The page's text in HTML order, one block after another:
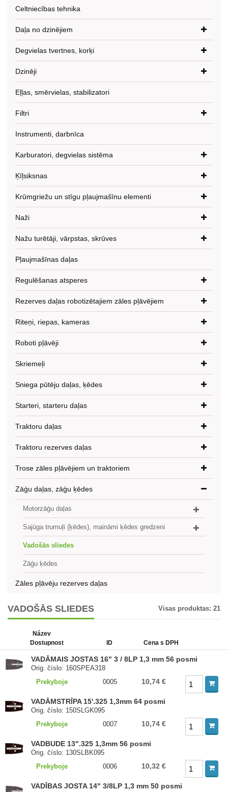
Celtniecības tehnika
Daļa no dzinējiem
Degvielas tvertnes, korķi
Dzinēji
Eļļas, smērvielas, stabilizatori
Filtri
Instrumenti, darbnīca
Karburatori, degvielas sistēma
Ķīļsiksnas
Krūmgriežu un stīgu pļaujmašīnu elementi
Naži
Nažu turētāji, vārpstas, skrūves
Pļaujmašīnas daļas
Regulēšanas atsperes
Rezerves daļas robotizētajiem zāles pļāvējiem
Riteņi, riepas, kameras
Roboti pļāvēji
Skriemeļi
Sniega pūtēju daļas, ķēdes
Starteri, starteru daļas
Traktoru daļas
Traktoru rezerves daļas
Trose zāles pļāvējiem un traktoriem
Zāģu daļas, zāģu ķēdes
Motorzāģu daļas
Sajūga trumuļi (ķēdes), maināmi ķēdes gredzeni
Vadošās sliedes
Zāģu ķēdes
Zāles pļāvēju rezerves daļas
VADOŠĀS SLIEDES Visas produktas: 21
Název
Dostupnost
ID Cena s DPH
VADĀMAIS JOSTAS 16" 3 / 8LP 1,3 mm 56 posmi
Orig. číslo: 160SPEA318
Prekyboje
0005 10,74 €
VADĀMSTRĪPA 15'.325 1,3mm 64 posmi
Orig. číslo: 150SLGK095
Prekyboje
0007 10,74 €
VADBUDE 13".325 1,3mm 56 posmi
Orig. číslo: 130SLBK095
Prekyboje
0006 10,32 €
VADĪBAS JOSTA 14" 3/8LP 1,3 mm 50 posmi